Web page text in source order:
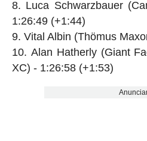
Luca Schwarzbauer
1:26:49 (+1:44)
Vital Albin (Thömus
Alan Hatherly (Giant
XC) - 1:26:58 (+1:53)